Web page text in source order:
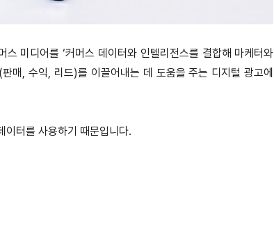
미디어를 ‘커머스 데이터와 인텔리전스를 결합해 마케터와
매, 수익, 리드)를 이끌어내는 데 도움을 주는 디지털 광고에
이터를 사용하기 때문입니다.